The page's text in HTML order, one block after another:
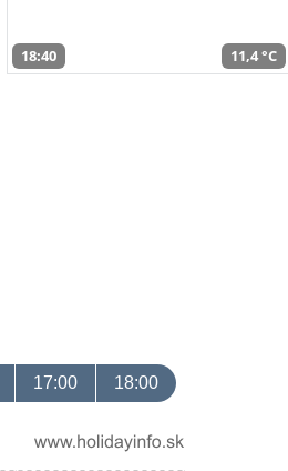
18:40 11,4 °C
17:00 18:00